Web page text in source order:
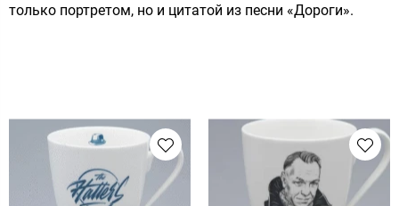
только портретом, но и цитатой из песни «Дороги».